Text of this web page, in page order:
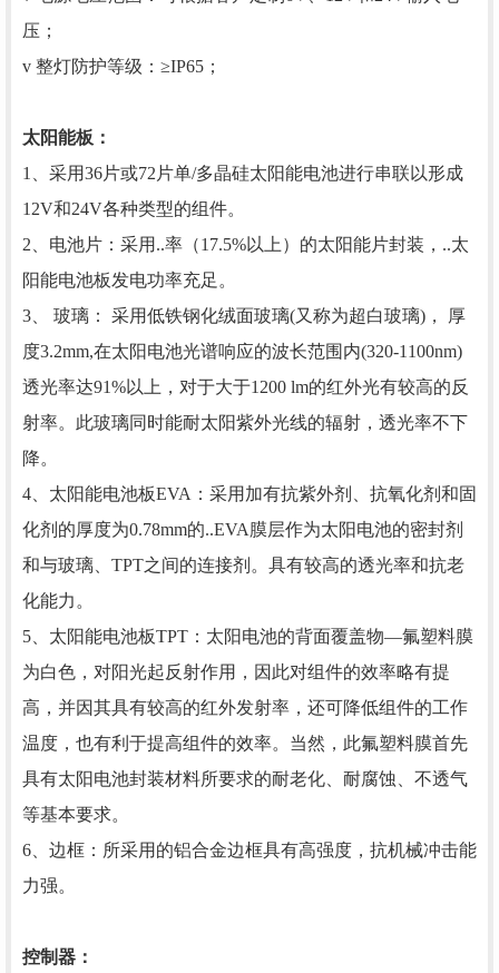
压；
v 整灯防护等级：≥IP65；
太阳能板：
1、采用36片或72片单/多晶硅太阳能电池进行串联以形成
12V和24V各种类型的组件。
2、电池片：采用..率（17.5%以上）的太阳能片封装，..太
阳能电池板发电功率充足。
3、 玻璃： 采用低铁钢化绒面玻璃(又称为超白玻璃)， 厚
度3.2mm,在太阳电池光谱响应的波长范围内(320-1100nm)
透光率达91%以上，对于大于1200 lm的红外光有较高的反
射率。此玻璃同时能耐太阳紫外光线的辐射，透光率不下
降。
4、太阳能电池板EVA：采用加有抗紫外剂、抗氧化剂和固
化剂的厚度为0.78mm的..EVA膜层作为太阳电池的密封剂
和与玻璃、TPT之间的连接剂。具有较高的透光率和抗老
化能力。
5、太阳能电池板TPT：太阳电池的背面覆盖物—氟塑料膜
为白色，对阳光起反射作用，因此对组件的效率略有提
高，并因其具有较高的红外发射率，还可降低组件的工作
温度，也有利于提高组件的效率。当然，此氟塑料膜首先
具有太阳电池封装材料所要求的耐老化、耐腐蚀、不透气
等基本要求。
6、边框：所采用的铝合金边框具有高强度，抗机械冲击能
力强。
控制器：